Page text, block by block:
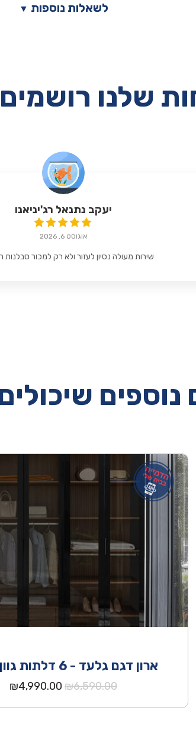
▼ לשאלות נוספות
שלנו רושמים
יעקב נתנאל רג'יניאנו
אוגוסט 6, 2026
שירות מעולה נסיון לעזור ולא רק למכור סבלנות
נוספים
ארון דגם גלעד - 6 דלתות גוון שחור
₪6,590.00
המחיר
היה:
₪4,990.00